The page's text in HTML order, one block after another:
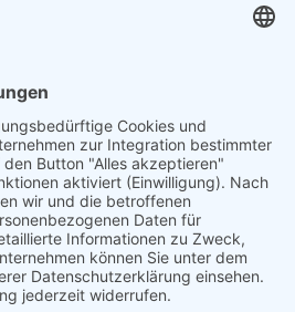
040 / 21 04 04 04-04
glinde@topf-online.de
Öffnungszeiten und mehr